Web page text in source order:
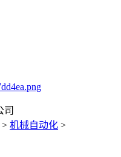
> 机械自动化 >